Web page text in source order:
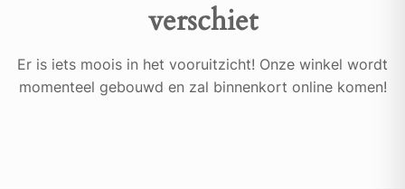
verschiet
Er is iets moois in het vooruitzicht! Onze winkel wordt
momenteel gebouwd en zal binnenkort online komen!